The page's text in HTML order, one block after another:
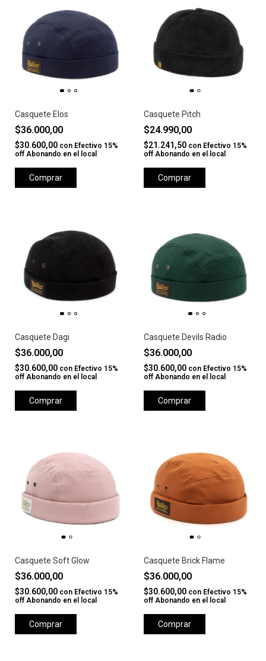
Casquete Elos
$36.000,00
$30.600,00 con Efectivo 15%
off Abonando en el local
Comprar
Casquete Pitch
$24.990,00
$21.241,50 con Efectivo 15%
off Abonando en el local
Comprar
Casquete Dagi
$36.000,00
$30.600,00 con Efectivo 15%
off Abonando en el local
Comprar
Casquete Devils Radio
$36.000,00
$30.600,00 con Efectivo 15%
off Abonando en el local
Comprar
Casquete Soft Glow
$36.000,00
$30.600,00 con Efectivo 15%
off Abonando en el local
Comprar
Casquete Brick Flame
$36.000,00
$30.600,00 con Efectivo 15%
off Abonando en el local
Comprar